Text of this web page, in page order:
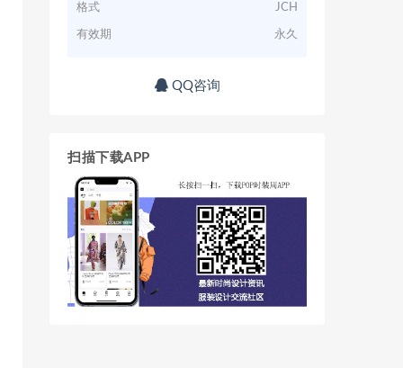
格式 JCH
有效期 永久
QQ咨询
扫描下载APP